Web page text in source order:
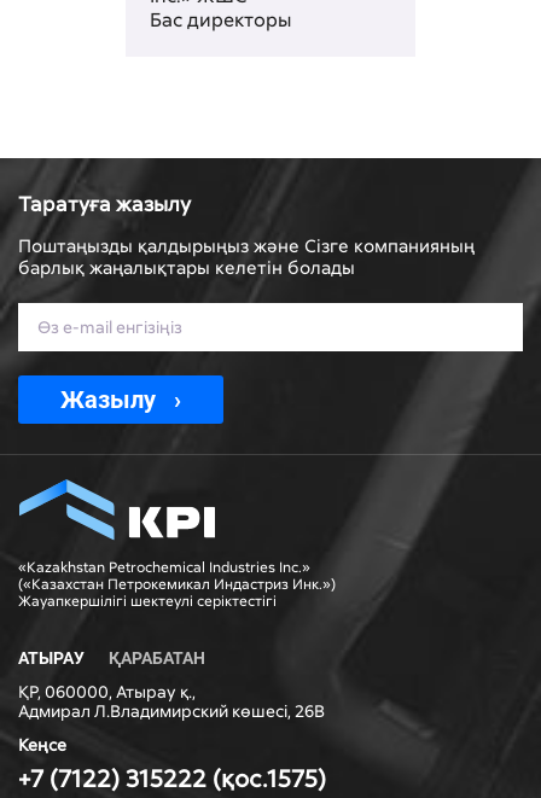
Бас директоры
Таратуға жазылу
Поштаңызды қалдырыңыз және Сізге компанияның
барлық жаңалықтары келетін болады
Жазылу
«Kazakhstan Petrochemical Industries Inc.»
(«Казахстан Петрокемикал Индастриз Инк.»)
Жауапкершiлiгi шектеулi серiктестiгi
АТЫРАУ ҚАРАБАТАН
ҚР, 060000, Атырау қ.,
Адмирал Л.Владимирский көшесі, 26В
Кеңсе
+7 (7122) 315222 (қос.1575)